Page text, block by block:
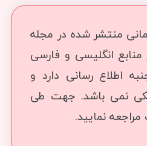
منتشر شده در مجله
منابع انگلیسی و فارسی
اطلاع رسانی دارد و
نمی باشد. جهت طی
نمایید.